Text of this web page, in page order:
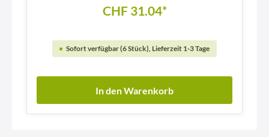
CHF 31.04*
Sofort verfügbar (6 Stück), Lieferzeit 1-3 Tage
In den Warenkorb